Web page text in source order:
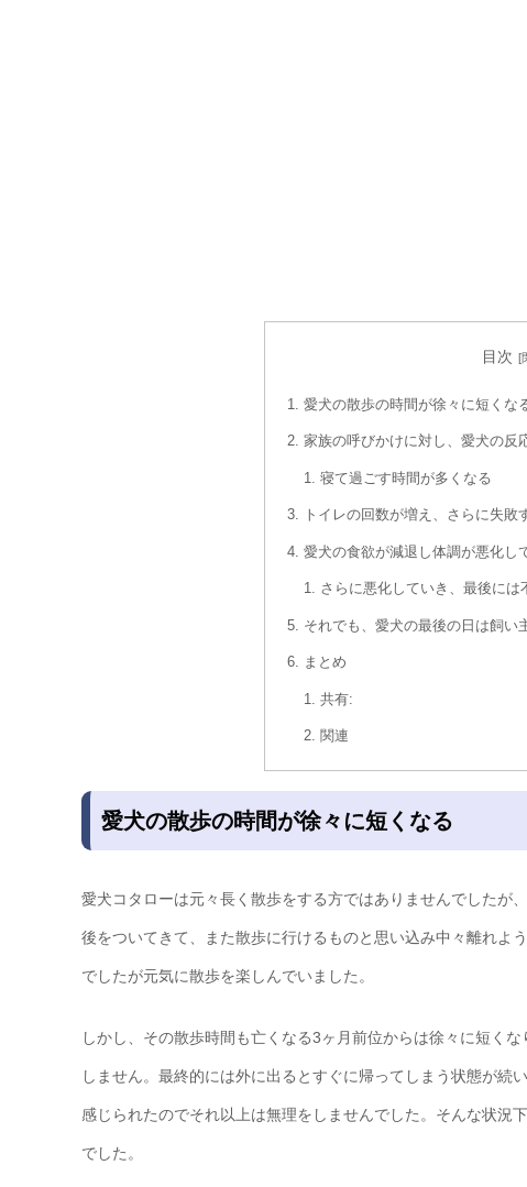
目次
愛犬の散歩の時間が徐々に短くな
家族の呼びかけに対し、愛犬の反
寝て過ごす時間が多くなる
トイレの回数が増え、さらに失敗
愛犬の食欲が減退し体調が悪化し
さらに悪化していき、最後には
それでも、愛犬の最後の日は飼い
まとめ
共有:
関連
愛犬の散歩の時間が徐々に短くなる
愛犬コタローは元々長く散歩をする方ではありませんでしたが
後をついてきて、また散歩に行けるものと思い込み中々離れよ
でしたが元気に散歩を楽しんでいました。
しかし、その散歩時間も亡くなる3ヶ月前位からは徐々に短く
しません。最終的には外に出るとすぐに帰ってしまう状態が続
感じられたのでそれ以上は無理をしませんでした。そんな状況
でした。